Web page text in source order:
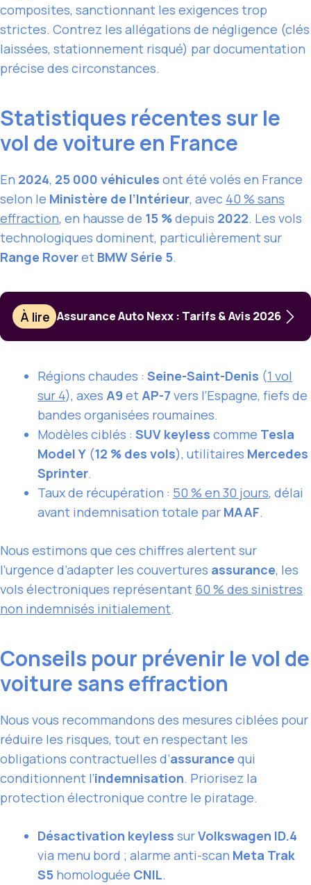
composites, sanctionnant les exigences trop
strictes. Contrez les allégations de négligence (clés
laissées, stationnement risqué) par documentation
précise des circonstances.
Statistiques récentes sur le
vol de voiture en France
En 2024, 25 000 véhicules ont été volés en France
selon le Ministère de l’Intérieur, avec 40 % sans
effraction, en hausse de 15 %depuis 2022. Les vols
technologiques dominent, particulièrement sur
Range Roveret BMW Série 5.
À lire Assurance Auto Nexx : Tarifs & Avis 2026
Régions chaudes : Seine-Saint-Denis (1 vol
sur 4), axes A9 et AP-7 vers l’Espagne, fiefs de
bandes organisées roumaines.
Modèles ciblés : SUV keyless comme Tesla
Model Y (12 % des vols), utilitaires Mercedes
Sprinter.
Taux de récupération : 50 % en 30 jours, délai
avant indemnisation totale par MAAF.
Nous estimons que ces chiffres alertent sur
l’urgence d’adapter les couvertures assurance, les
vols électroniques représentant 60 % des sinistres
non indemnisés initialement.
Conseils pour prévenir le vol de
voiture sans effraction
Nous vous recommandons des mesures ciblées pour
réduire les risques, tout en respectant les
obligations contractuelles d’assurance qui
conditionnent l’indemnisation. Priorisez la
protection électronique contre le piratage.
Désactivation keyless surVolkswagen ID.4
via menu bord ; alarme anti-scan Meta Trak
S5 homologuée CNIL.